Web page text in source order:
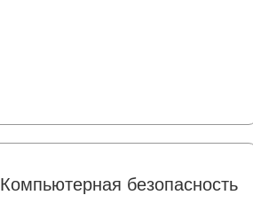
Компьютерная безопасность